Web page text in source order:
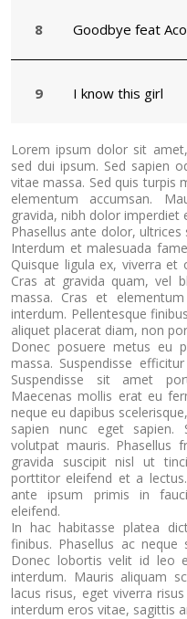
Goodbye feat
I know this girl
Lorem ipsum dolor sit
sed dui ipsum. Sed sapien
vitae massa. Sed quis turpis
elementum accumsan.
gravida, nibh dolor
Phasellus ante dolor,
Interdum et malesuada
Quisque ligula ex, viverra
Cras at gravida quam, vel
massa. Cras et
interdum. Pellentesque
aliquet placerat diam, non
Donec posuere metus eu
massa. Suspendisse
Suspendisse sit amet
Maecenas mollis erat eu
neque eu dapibus
sapien nunc eget sapien.
volutpat mauris. Phasellus
gravida suscipit nisl ut
porttitor eleifend et a
ante ipsum primis in
eleifend.
In hac habitasse platea
finibus. Phasellus ac
Donec lobortis velit id leo
interdum. Mauris aliquam
lacus risus, eget viverra
interdum eros vitae, sagittis